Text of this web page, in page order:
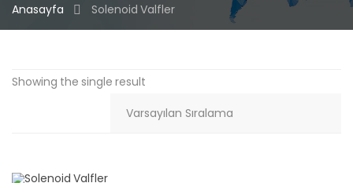
Anasayfa Solenoid Valfler
Showing the single result